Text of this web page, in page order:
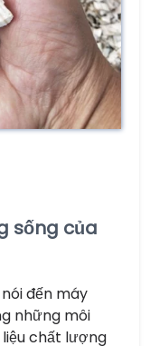
sống của
đến máy
những môi
chất lượng